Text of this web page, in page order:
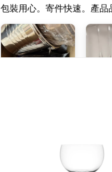
包裝用心。寄件快速。產品
17/Nov/2025 11:05 am
超用心的包裝，非常好用